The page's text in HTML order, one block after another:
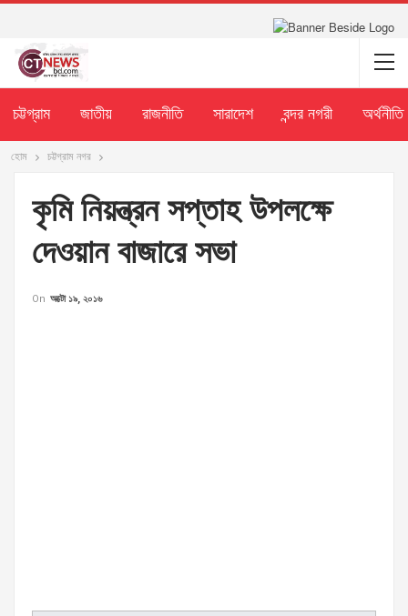
চট্টগ্রাম জাতীয় রাজনীতি সারাদেশ বন্দর নগরী অর্থনীতি
হোম চট্টগ্রাম নগর
কৃমি নিয়ন্ত্রন সপ্তাহ উপলক্ষে
দেওয়ান বাজারে সভা
On অক্টো ১৯, ২০১৬